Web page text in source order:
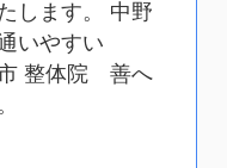
します。 中野
いやすい
整体院 善へ